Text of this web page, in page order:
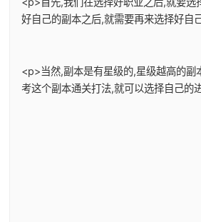
好自己的副本之后,就需要再来选择好自
<p>当然,副本是有星级的,星级越高的副
考这个副本通关打法,就可以选择自己的